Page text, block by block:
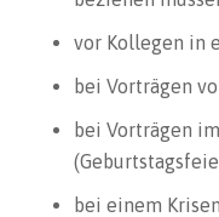
vor Kollegen in
bei Vorträgen
bei Vorträgen
bei einem